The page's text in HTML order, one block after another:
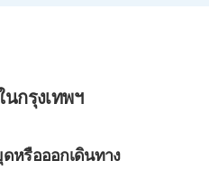
กรุงเทพฯ
หรือออกเดินทาง